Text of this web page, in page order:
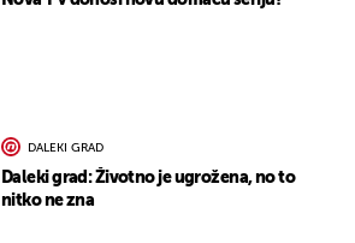
DALEKI GRAD
Daleki grad: Životno je ugrožena, no to
nitko ne zna